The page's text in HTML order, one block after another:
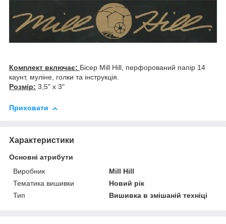
Комплект включає: Бісер Mill Hill, перфорований папір 14
каунт, муліне, голки та інструкція.
Розмір: 3,5" x 3"
Приховати
Характеристики
Основні атрибути
Виробник
Mill Hill
Тематика вишивки
Новий рік
Тип
Вишивка в змішаній техніці